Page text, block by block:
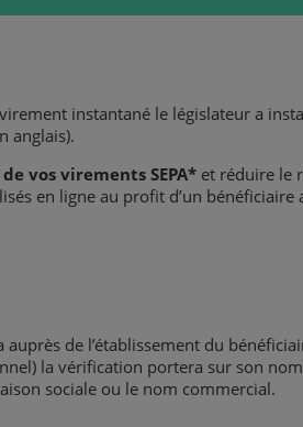
instantané le législateur a
anglais).
vos virements SEPA* et réduire le
en ligne au profit d’un
de l’établissement du
la vérification portera sur son
sociale ou le nom commercial.